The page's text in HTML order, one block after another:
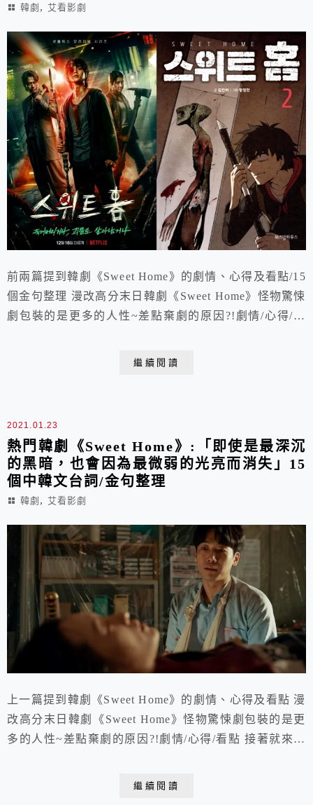
韓劇 , 艾看影劇
前兩篇提到韓劇《Sweet Home》的劇情、心得及看點/15
個金句整理 漫改高分末日韓劇《Sweet Home》怪物驚悚
劇包裝的是更多的人性~差點棄劇的原因?!劇情/心得/看
繼續閱讀
2021.01.23
熱門韓劇《Sweet Home》:「即使是最深沉
的黑暗，也會因為最微弱的光亮而消失」15
個中韓文台詞/金句整理
韓劇 , 艾看影劇
上一篇提到韓劇《Sweet Home》的劇情、心得及看點 漫
改高分末日韓劇《Sweet Home》怪物驚悚劇包裝的是更
多的人性~差點棄劇的原因?!劇情/心得/看點 接著就來分
繼續閱讀